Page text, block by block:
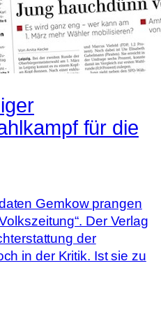
für die
Gemkow prangen
Der Verlag
der
in der Kritik. Ist sie zu